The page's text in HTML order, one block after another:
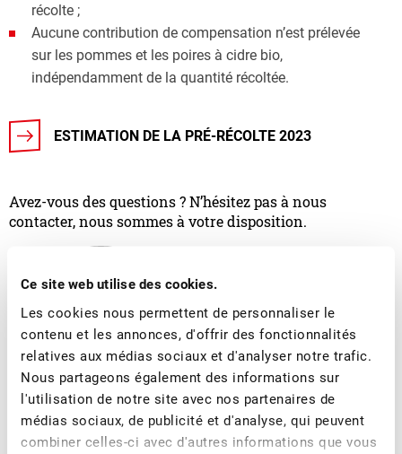
Ce site web utilise des cookies.
Les cookies nous permettent de personnaliser le
contenu et les annonces, d'offrir des fonctionnalités
relatives aux médias sociaux et d'analyser notre trafic.
Nous partageons également des informations sur
l'utilisation de notre site avec nos partenaires de
médias sociaux, de publicité et d'analyse, qui peuvent
combiner celles-ci avec d'autres informations que vous
récolte ;
Aucune contribution de compensation n’est prélevée
sur les pommes et les poires à cidre bio,
indépendamment de la quantité récoltée.
ESTIMATION DE LA PRÉ-RÉCOLTE 2023
Avez-vous des questions ? N’hésitez pas à nous
contacter, nous sommes à votre disposition.
Lara Basile
Responsable du département